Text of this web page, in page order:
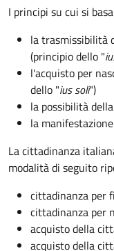
I principi su cui si
la trasmissibilità
(principio dello "
l'acquisto per
dello "ius soli")
la possibilità
la
La cittadinanza
modalità di seguito
cittadinanza per
cittadinanza per
acquisto della
acquisto della